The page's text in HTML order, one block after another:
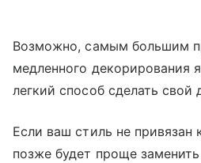
Возможно, самым большим
медленного декорирования
легкий способ сделать
Если ваш стиль не привязан
позже будет проще